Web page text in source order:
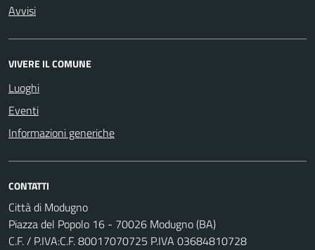
Avvisi
VIVERE IL COMUNE
Luoghi
Eventi
Informazioni generiche
CONTATTI
Città di Modugno
Piazza del Popolo 16 - 70026 Modugno (BA)
C.F. / P.IVA:C.F. 80017070725 P.IVA 03684810728